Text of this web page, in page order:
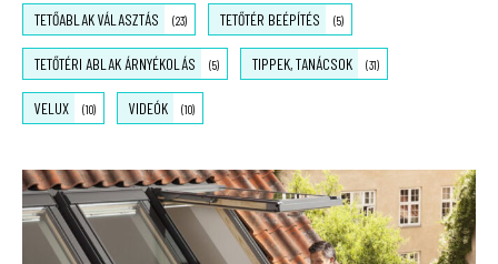
TETŐABLAK VÁLASZTÁS (23) TETŐTÉR BEÉPÍTÉS (5)
TETŐTÉRI ABLAK ÁRNYÉKOLÁS (5) TIPPEK, TANÁCSOK (31)
VELUX (10) VIDEÓK (10)